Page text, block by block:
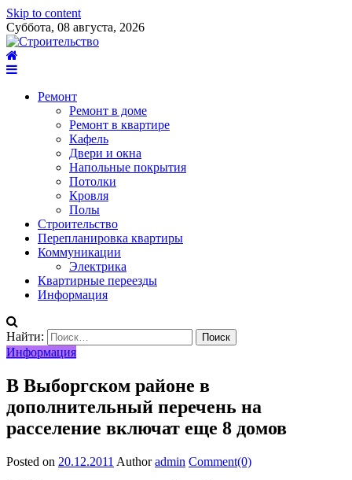
Skip to content
Суббота, 08 августа, 2026
Ремонт
Ремонт в доме
Ремонт в квартире
Кафель
Двери и окна
Напольные покрытия
Потолки
Кровля
Полы
Строительство
Перепланировка квартиры
Коммуникации
Электрика
Квартирные переезды
Информация
Найти:
Информация
В Выборгском районе в
дополнительный перечень на
расселение включат еще 8 домов
Posted on 20.12.2011 Author admin Comment(0)